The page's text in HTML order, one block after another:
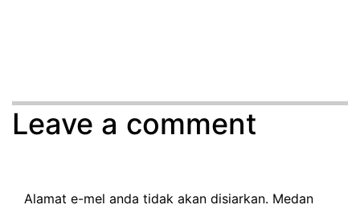
Leave a comment
Alamat e-mel anda tidak akan disiarkan. Medan